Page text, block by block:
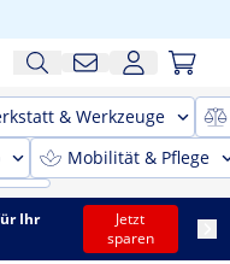
& Werkzeuge
Mobilität & Pflege
Ihr
Jetzt
sparen